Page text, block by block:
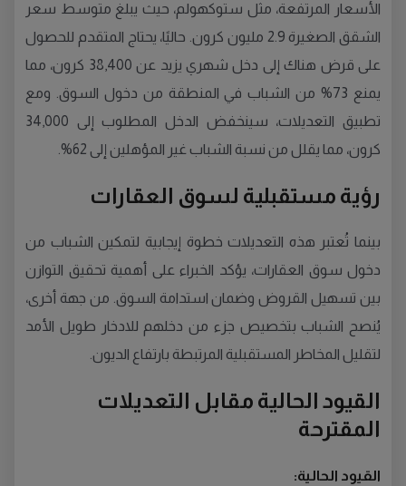
الأسعار المرتفعة، مثل ستوكهولم، حيث يبلغ متوسط سعر
الشقق الصغيرة 2.9 مليون كرون. حاليًا، يحتاج المتقدم للحصول
على قرض هناك إلى دخل شهري يزيد عن 38,400 كرون، مما
يمنع 73% من الشباب في المنطقة من دخول السوق. ومع
تطبيق التعديلات، سينخفض الدخل المطلوب إلى 34,000
كرون، مما يقلل من نسبة الشباب غير المؤهلين إلى 62%.
رؤية مستقبلية لسوق العقارات
بينما تُعتبر هذه التعديلات خطوة إيجابية لتمكين الشباب من
دخول سوق العقارات، يؤكد الخبراء على أهمية تحقيق التوازن
بين تسهيل القروض وضمان استدامة السوق. من جهة أخرى،
يُنصح الشباب بتخصيص جزء من دخلهم للادخار طويل الأمد
لتقليل المخاطر المستقبلية المرتبطة بارتفاع الديون.
القيود الحالية مقابل التعديلات
المقترحة
القيود الحالية: